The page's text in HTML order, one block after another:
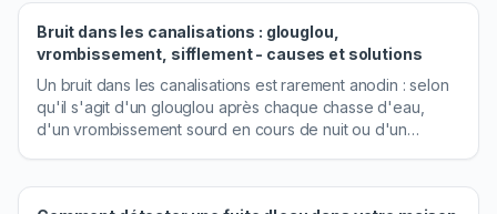
Bruit dans les canalisations : glouglou,
vrombissement, sifflement - causes et solutions
Un bruit dans les canalisations est rarement anodin : selon
qu'il s'agit d'un glouglou après chaque chasse d'eau,
d'un vrombissement sourd en cours de nuit ou d'un